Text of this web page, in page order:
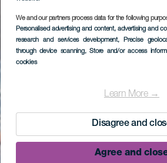
We and our partners process data for the following
Personalised advertising and content, advertising and
research and services development, Precise
through device scanning, Store and/or access
cookies
Learn More →
Disagree and
Agree and